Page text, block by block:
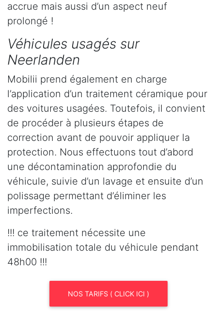
accrue mais aussi d’un aspect neuf
prolongé !
Véhicules usagés sur
Neerlanden
Mobilii prend également en charge
l’application d’un traitement céramique pour
des voitures usagées. Toutefois, il convient
de procéder à plusieurs étapes de
correction avant de pouvoir appliquer la
protection. Nous effectuons tout d’abord
une décontamination approfondie du
véhicule, suivie d’un lavage et ensuite d’un
polissage permettant d’éliminer les
imperfections.
!!! ce traitement nécessite une
immobilisation totale du véhicule pendant
48h00 !!!
NOS TARIFS ( CLICK ICI )